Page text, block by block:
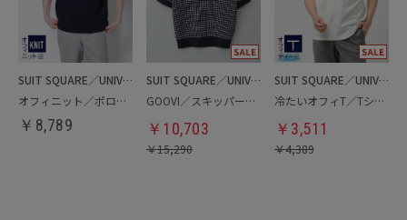
SUIT SQUARE／UNIVERSAL LANGUAGE
オフィニット／ポロシャツ
￥ 8,789
SUIT SQUARE／UNIVERSAL LANGUAGE
GOOVI／スキッパーポロニット
￥ 10,703
￥15,290
SUIT SQUARE／UNIVERSAL LANGUAGE
冷たいオフィT／Tシャツ
￥ 3,511
￥4,389